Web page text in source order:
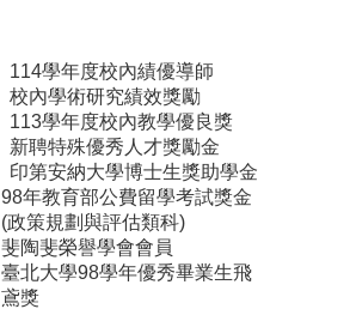
114學年度校內績優導師
校內學術研究績效獎勵
113學年度校內教學優良獎
新聘特殊優秀人才獎勵金
印第安納大學博士生獎助學金
98年教育部公費留學考試獎金
(政策規劃與評估類科)
斐陶斐榮譽學會會員
臺北大學98學年優秀畢業生飛
鳶獎